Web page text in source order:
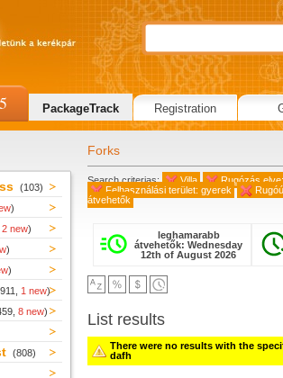
(103)
)
2 new)
)
)
1 new)
8 new)
(808)
Forks
Search criterias: Villa
Rugózás
Felhasználási terület: gyerek
átvehetők
leghamarabb
átvehetők: Wednesday
12th of August 2026
List results
There were no results with the
dafh
PackageTrack Registration